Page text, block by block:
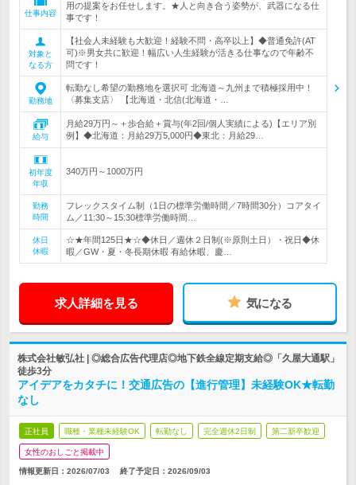
仕事内容
用の提案をお任せします。★人と向き合う姿勢が、武器になる仕
事です！
対象と
なる方
【社会人未経験も大歓迎！経験不問・高卒以上】◆普通免許(AT
可)※男女共に歓迎！幅広い人生経験が活きる仕事なので年齢不
問です！
勤務地
転勤なし希望の勤務地を選択可 北海道～九州まで積極採用中！
〈募集支店〉 【北海道・北信(北海道・…
給与
月給29万円～＋歩合給＋賞与(年2回/個人実績による)【エリア別
例】◆北海道：月給29万5,000円◆東北：月給29…
初年度
年収
340万円～1000万円
勤務
時間
フレックスタイム制（1日の標準労働時間／7時間30分）コアタイ
ム／11:30～15:30標準労働時間…
休日
休暇
☆★年間125日★☆◆休日／週休２日制(※原則土日）・祝日◆休
暇／GW・夏・冬長期休暇 有給休暇、慶…
求人詳細を見る 気になる
株式会社敏弘社 | ◎総合広告代理店◎地下鉄全線定期支給◎「久屋大通駅」
徒歩3分
アイデアをカタチに！交通広告の【進行管理】未経験OK★転勤
なし
正社員 職種・業種未経験OK 転勤なし 完全週休2日制 第二新卒歓迎
女性のおしごと掲載中
情報更新日：2026/07/03 終了予定日： 2026/09/03